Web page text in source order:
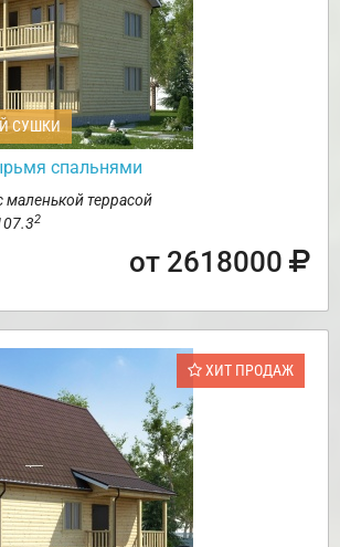
СУШКИ
спальнями
маленькой террасой
2
от 2618000
ХИТ ПРОДАЖ